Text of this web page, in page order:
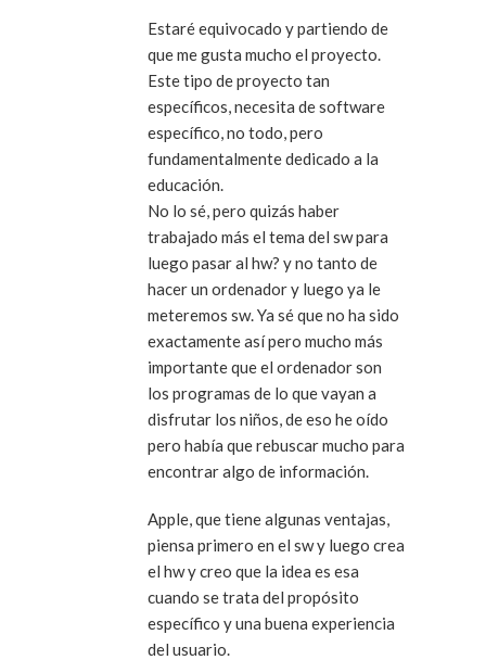
Estaré equivocado y partiendo de
que me gusta mucho el proyecto.
Este tipo de proyecto tan
específicos, necesita de software
específico, no todo, pero
fundamentalmente dedicado a la
educación.
No lo sé, pero quizás haber
trabajado más el tema del sw para
luego pasar al hw? y no tanto de
hacer un ordenador y luego ya le
meteremos sw. Ya sé que no ha sido
exactamente así pero mucho más
importante que el ordenador son
los programas de lo que vayan a
disfrutar los niños, de eso he oído
pero había que rebuscar mucho para
encontrar algo de información.
Apple, que tiene algunas ventajas,
piensa primero en el sw y luego crea
el hw y creo que la idea es esa
cuando se trata del propósito
específico y una buena experiencia
del usuario.